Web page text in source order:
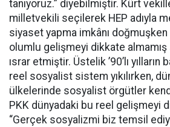
tanıyoruz.” diyebilmiştir. Kürt
milletvekili seçilerek HEP adıyla
siyaset yapma imkânı
olumlu gelişmeyi dikkate almamış
ısrar etmiştir. Üstelik ’90’lı yılların
reel sosyalist sistem yıkılırken,
ülkelerinde sosyalist örgütler
PKK dünyadaki bu reel gelişmeyi
“Gerçek sosyalizmi biz temsil